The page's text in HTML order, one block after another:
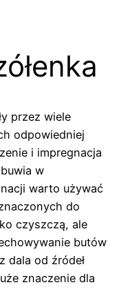
przez wiele
odpowiedniej
i impregnacja
w
warto używać
do
czyszczą, ale
butów
dala od źródeł
znaczenie dla